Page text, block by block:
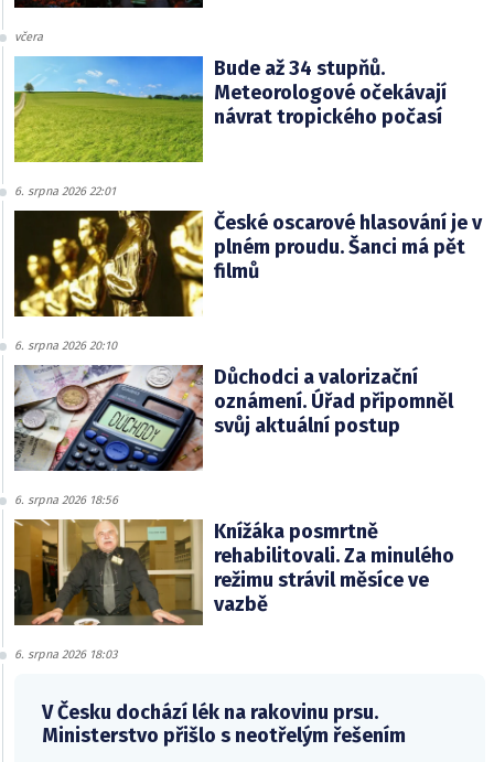
včera
Bude až 34 stupňů.
Meteorologové očekávají
návrat tropického počasí
6. srpna 2026 22:01
České oscarové hlasování je v
plném proudu. Šanci má pět
filmů
6. srpna 2026 20:10
Důchodci a valorizační
oznámení. Úřad připomněl
svůj aktuální postup
6. srpna 2026 18:56
Knížáka posmrtně
rehabilitovali. Za minulého
režimu strávil měsíce ve
vazbě
6. srpna 2026 18:03
V Česku dochází lék na rakovinu prsu.
Ministerstvo přišlo s neotřelým řešením